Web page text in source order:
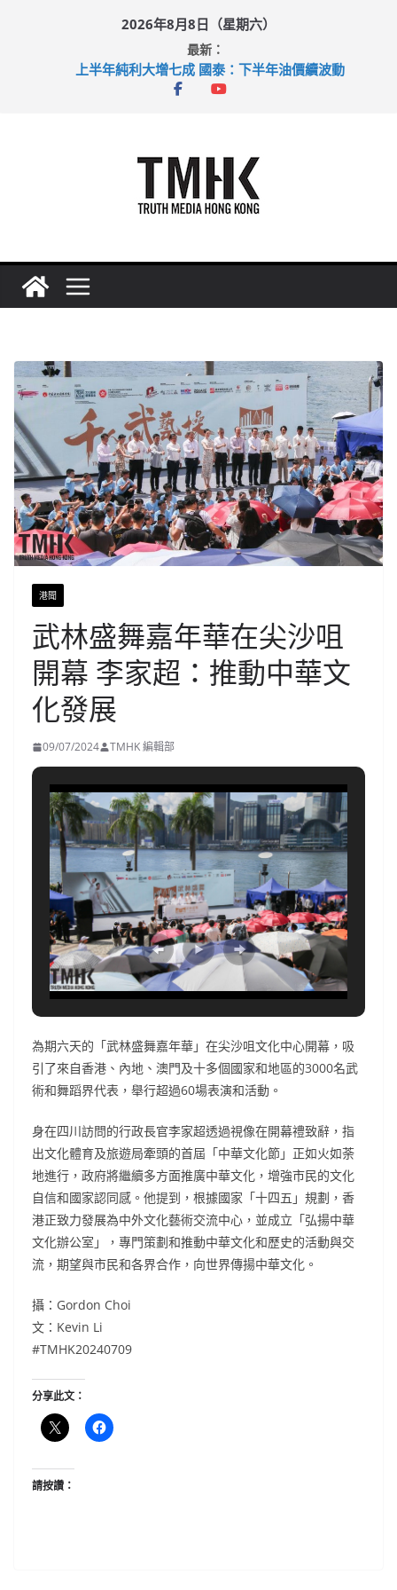
2026年8月8日（星期六）
最新：
上半年純利大增七成 國泰：下半年油價續波動
拜仁熱身賽挫維拉 啟德主場館奪錦標
港聞
武林盛舞嘉年華在尖沙咀
開幕 李家超：推動中華文
化發展
09/07/2024 TMHK 編輯部
為期六天的「武林盛舞嘉年華」在尖沙咀文化中心開幕，吸
引了來自香港、內地、澳門及十多個國家和地區的3000名武
術和舞蹈界代表，舉行超過60場表演和活動。
身在四川訪問的行政長官李家超透過視像在開幕禮致辭，指
出文化體育及旅遊局牽頭的首屆「中華文化節」正如火如荼
地進行，政府將繼續多方面推廣中華文化，增強市民的文化
自信和國家認同感。他提到，根據國家「十四五」規劃，香
港正致力發展為中外文化藝術交流中心，並成立「弘揚中華
文化辦公室」，專門策劃和推動中華文化和歷史的活動與交
流，期望與市民和各界合作，向世界傳揚中華文化。
攝：Gordon Choi
文：Kevin Li
#TMHK20240709
分享此文：
請按讚：